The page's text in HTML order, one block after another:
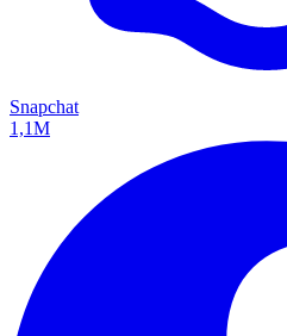
Snapchat
1,1M